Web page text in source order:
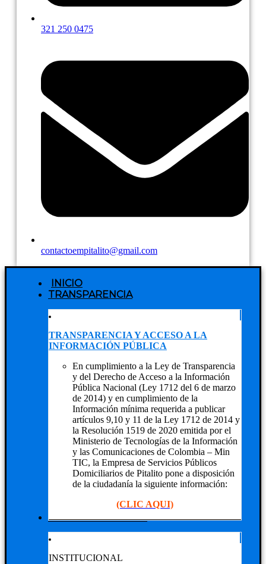
321 250 0475
contactoempitalito@gmail.com
INICIO
TRANSPARENCIA
TRANSPARENCIA Y ACCESO A LA
INFORMACIÓN PÚBLICA
En cumplimiento a la Ley de Transparencia
y del Derecho de Acceso a la Información
Pública Nacional (Ley 1712 del 6 de marzo
de 2014) y en cumplimiento de la
Información mínima requerida a publicar
artículos 9,10 y 11 de la Ley 1712 de 2014 y
la Resolución 1519 de 2020 emitida por el
Ministerio de Tecnologías de la Información
y las Comunicaciones de Colombia – Min
TIC, la Empresa de Servicios Públicos
Domiciliarios de Pitalito pone a disposición
de la ciudadanía la siguiente información:
(CLIC AQUI)
NUESTRA EMPRESA
INSTITUCIONAL